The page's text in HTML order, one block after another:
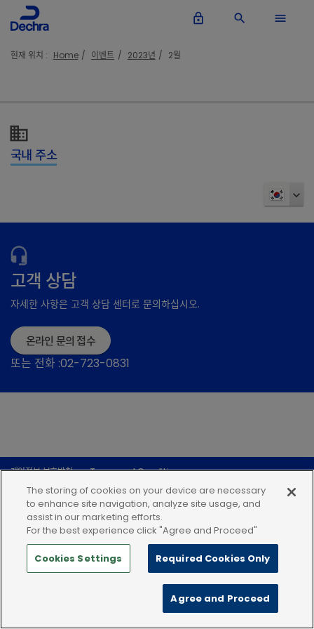
lock_outline search menu
현재 위치 : Home 이벤트 2023년 2월
국내 주소
고객 상담
자세한 사항은 고객 상담 센터로 문의하십시오.
온라인 문의 접수
또는 전화 :02-723-0831
개인정보 보호방침 Terms and Conditions
The storing of cookies on your device are necessary
to enhance site navigation, analyze site usage, and
assist in our marketing efforts.
For the best experience click "Agree and Proceed"
Cookies Settings Required Cookies Only
Agree and Proceed